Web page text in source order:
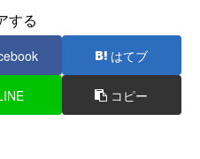
する
はてブ
コピー